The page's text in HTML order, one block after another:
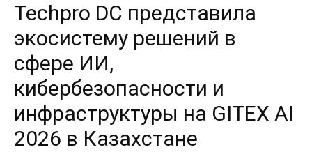
Techpro DC представила
экосистему решений в
сфере ИИ,
кибербезопасности и
инфраструктуры на GITEX AI
2026 в Казахстане